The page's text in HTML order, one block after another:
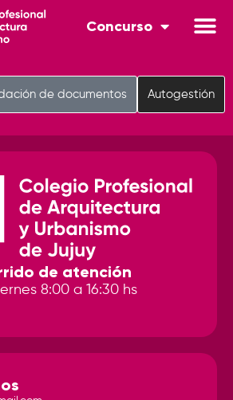
Autogestión
de documentos
Concurso
de atención
8:00 a 16:30 hs